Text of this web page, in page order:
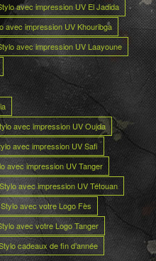
avec impression UV El Jadida
avec impression UV Khouribga
avec impression UV Laayoune
avec impression UV Oujda
avec impression UV Safi
avec impression UV Tanger
Stylo avec impression UV Tétouan
Stylo avec votre Logo Fès
avec votre Logo Tanger
cadeaux de fin d’année